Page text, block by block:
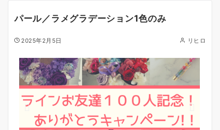
パール／ラメグラデーション1色のみ
2025年2月5日 リヒロ